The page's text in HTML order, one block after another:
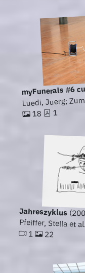
myFunerals #6
Luedi, Juerg;
18 1
Jahreszyklus
Pfeiffer, Stella et al.
1 22